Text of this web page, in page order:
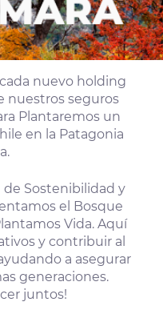
nuevo holding
nuestros seguros
Plantaremos un
en la Patagonia
de Sostenibilidad y
el Bosque
Vida. Aquí
y contribuir al
a asegurar
generaciones.
juntos!